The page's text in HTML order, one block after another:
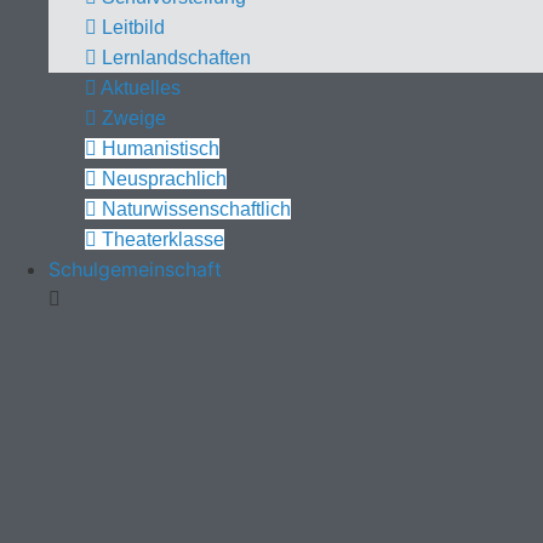
Leitbild
Lernlandschaften
Aktuelles
Zweige
Humanistisch
Neusprachlich
Naturwissenschaftlich
Theaterklasse
Schulgemeinschaft